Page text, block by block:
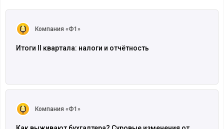
Компания «Ф1»
Итоги II квартала: налоги и отчётность
Компания «Ф1»